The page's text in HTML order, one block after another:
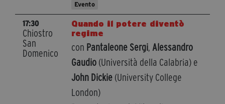
Evento
17:30
Chiostro
San
Domenico
Quando il potere diventò
regime
con Pantaleone Sergi, Alessandro
Gaudio (Università della Calabria) e
John Dickie (University College
London)